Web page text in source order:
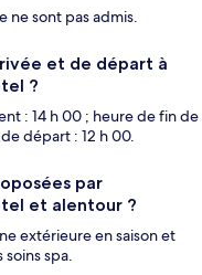
ne sont pas admis.
et de départ à
?
: 14 h 00 ; heure de fin de
départ : 12 h 00.
par
et alentour ?
extérieure en saison et
soins spa.